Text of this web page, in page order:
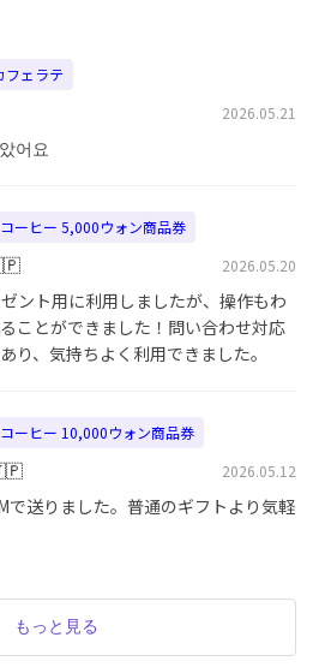
フェラテ
2026.05.21
어요
ーヒー 5,000ウォン商品券
2026.05.20
ント用に利用しましたが、操作もわ
ことができました！問い合わせ対応
り、気持ちよく利用できました。
ーヒー 10,000ウォン商品券
2026.05.12
で送りました。普通のギフトより気軽
もっと見る